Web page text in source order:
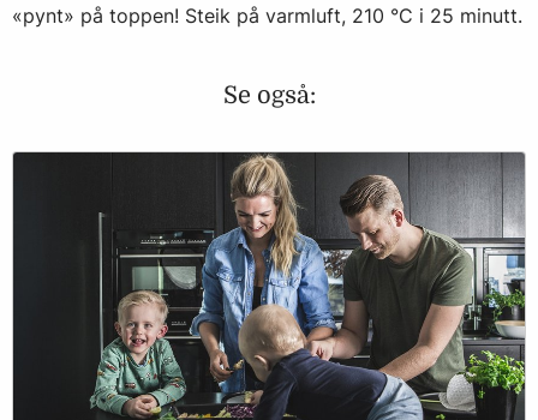
«pynt» på toppen! Steik på varmluft, 210 °C i 25 minutt.
Se også: